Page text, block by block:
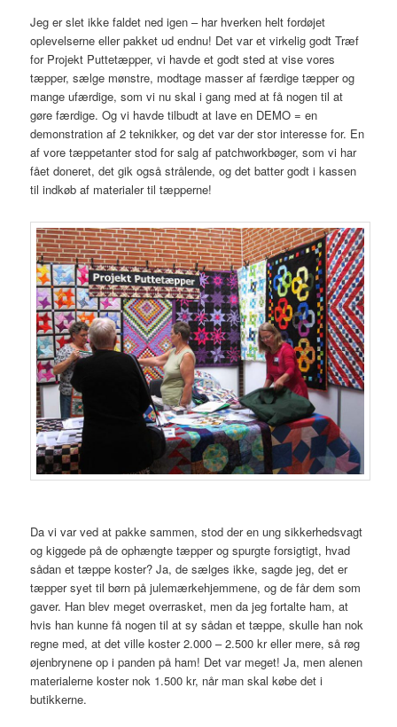
Jeg er slet ikke faldet ned igen – har hverken helt fordøjet
oplevelserne eller pakket ud endnu! Det var et virkelig godt Træf
for Projekt Puttetæpper, vi havde et godt sted at vise vores
tæpper, sælge mønstre, modtage masser af færdige tæpper og
mange ufærdige, som vi nu skal i gang med at få nogen til at
gøre færdige. Og vi havde tilbudt at lave en DEMO = en
demonstration af 2 teknikker, og det var der stor interesse for. En
af vore tæppetanter stod for salg af patchworkbøger, som vi har
fået doneret, det gik også strålende, og det batter godt i kassen
til indkøb af materialer til tæpperne!
Da vi var ved at pakke sammen, stod der en ung sikkerhedsvagt
og kiggede på de ophængte tæpper og spurgte forsigtigt, hvad
sådan et tæppe koster? Ja, de sælges ikke, sagde jeg, det er
tæpper syet til børn på julemærkehjemmene, og de får dem som
gaver. Han blev meget overrasket, men da jeg fortalte ham, at
hvis han kunne få nogen til at sy sådan et tæppe, skulle han nok
regne med, at det ville koster 2.000 – 2.500 kr eller mere, så røg
øjenbrynene op i panden på ham! Det var meget! Ja, men alenen
materialerne koster nok 1.500 kr, når man skal købe det i
butikkerne.